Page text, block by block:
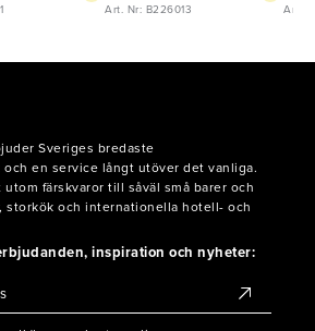
Art. Nr: B226013 Art.
Sveriges bredaste
en service långt utöver det vanliga.
färskvaror till såväl små barer och
storkök och internationella hotell- och
inspiration och nyheter: